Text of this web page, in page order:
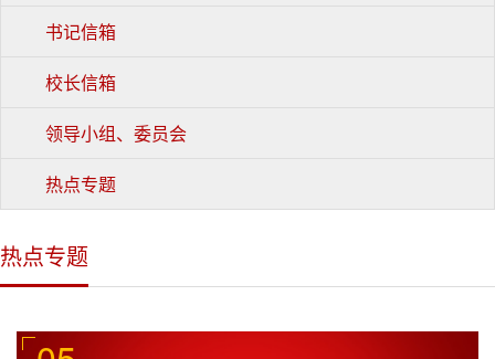
书记信箱
校长信箱
领导小组、委员会
热点专题
热点专题